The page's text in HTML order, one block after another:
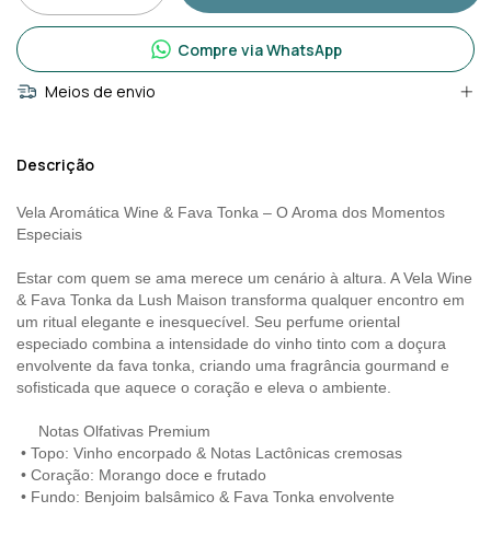
Compre via WhatsApp
Meios de envio
Descrição
Vela Aromática Wine & Fava Tonka – O Aroma dos Momentos
Especiais
Estar com quem se ama merece um cenário à altura. A Vela Wine
& Fava Tonka da Lush Maison transforma qualquer encontro em
um ritual elegante e inesquecível. Seu perfume oriental
especiado combina a intensidade do vinho tinto com a doçura
envolvente da fava tonka, criando uma fragrância gourmand e
sofisticada que aquece o coração e eleva o ambiente.
Notas Olfativas Premium
• Topo: Vinho encorpado & Notas Lactônicas cremosas
• Coração: Morango doce e frutado
• Fundo: Benjoim balsâmico & Fava Tonka envolvente